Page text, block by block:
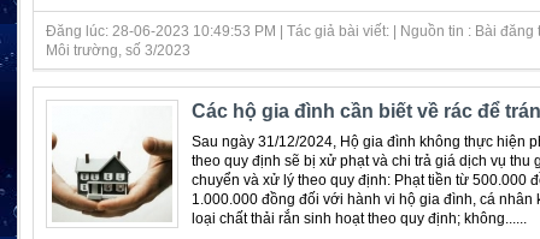
Đăng lúc: 28-06-2023 10:49:53 PM | Tác giả bài viết: | Nguồn tin : Bài đăng
Môi trường, số 3/2023
Các hộ gia đình cần biết về rác để
Sau ngày 31/12/2024, Hộ gia đình không thực hiện
theo quy định sẽ bị xử phạt và chi trả giá dịch vụ thu
chuyển và xử lý theo quy định: Phạt tiền từ 500.000
1.000.000 đồng đối với hành vi hộ gia đình, cá nhân
loại chất thải rắn sinh hoạt theo quy định; không......